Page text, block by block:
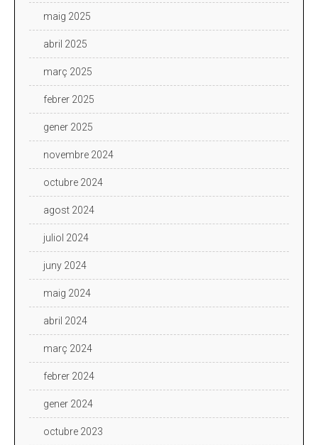
maig 2025
abril 2025
març 2025
febrer 2025
gener 2025
novembre 2024
octubre 2024
agost 2024
juliol 2024
juny 2024
maig 2024
abril 2024
març 2024
febrer 2024
gener 2024
octubre 2023